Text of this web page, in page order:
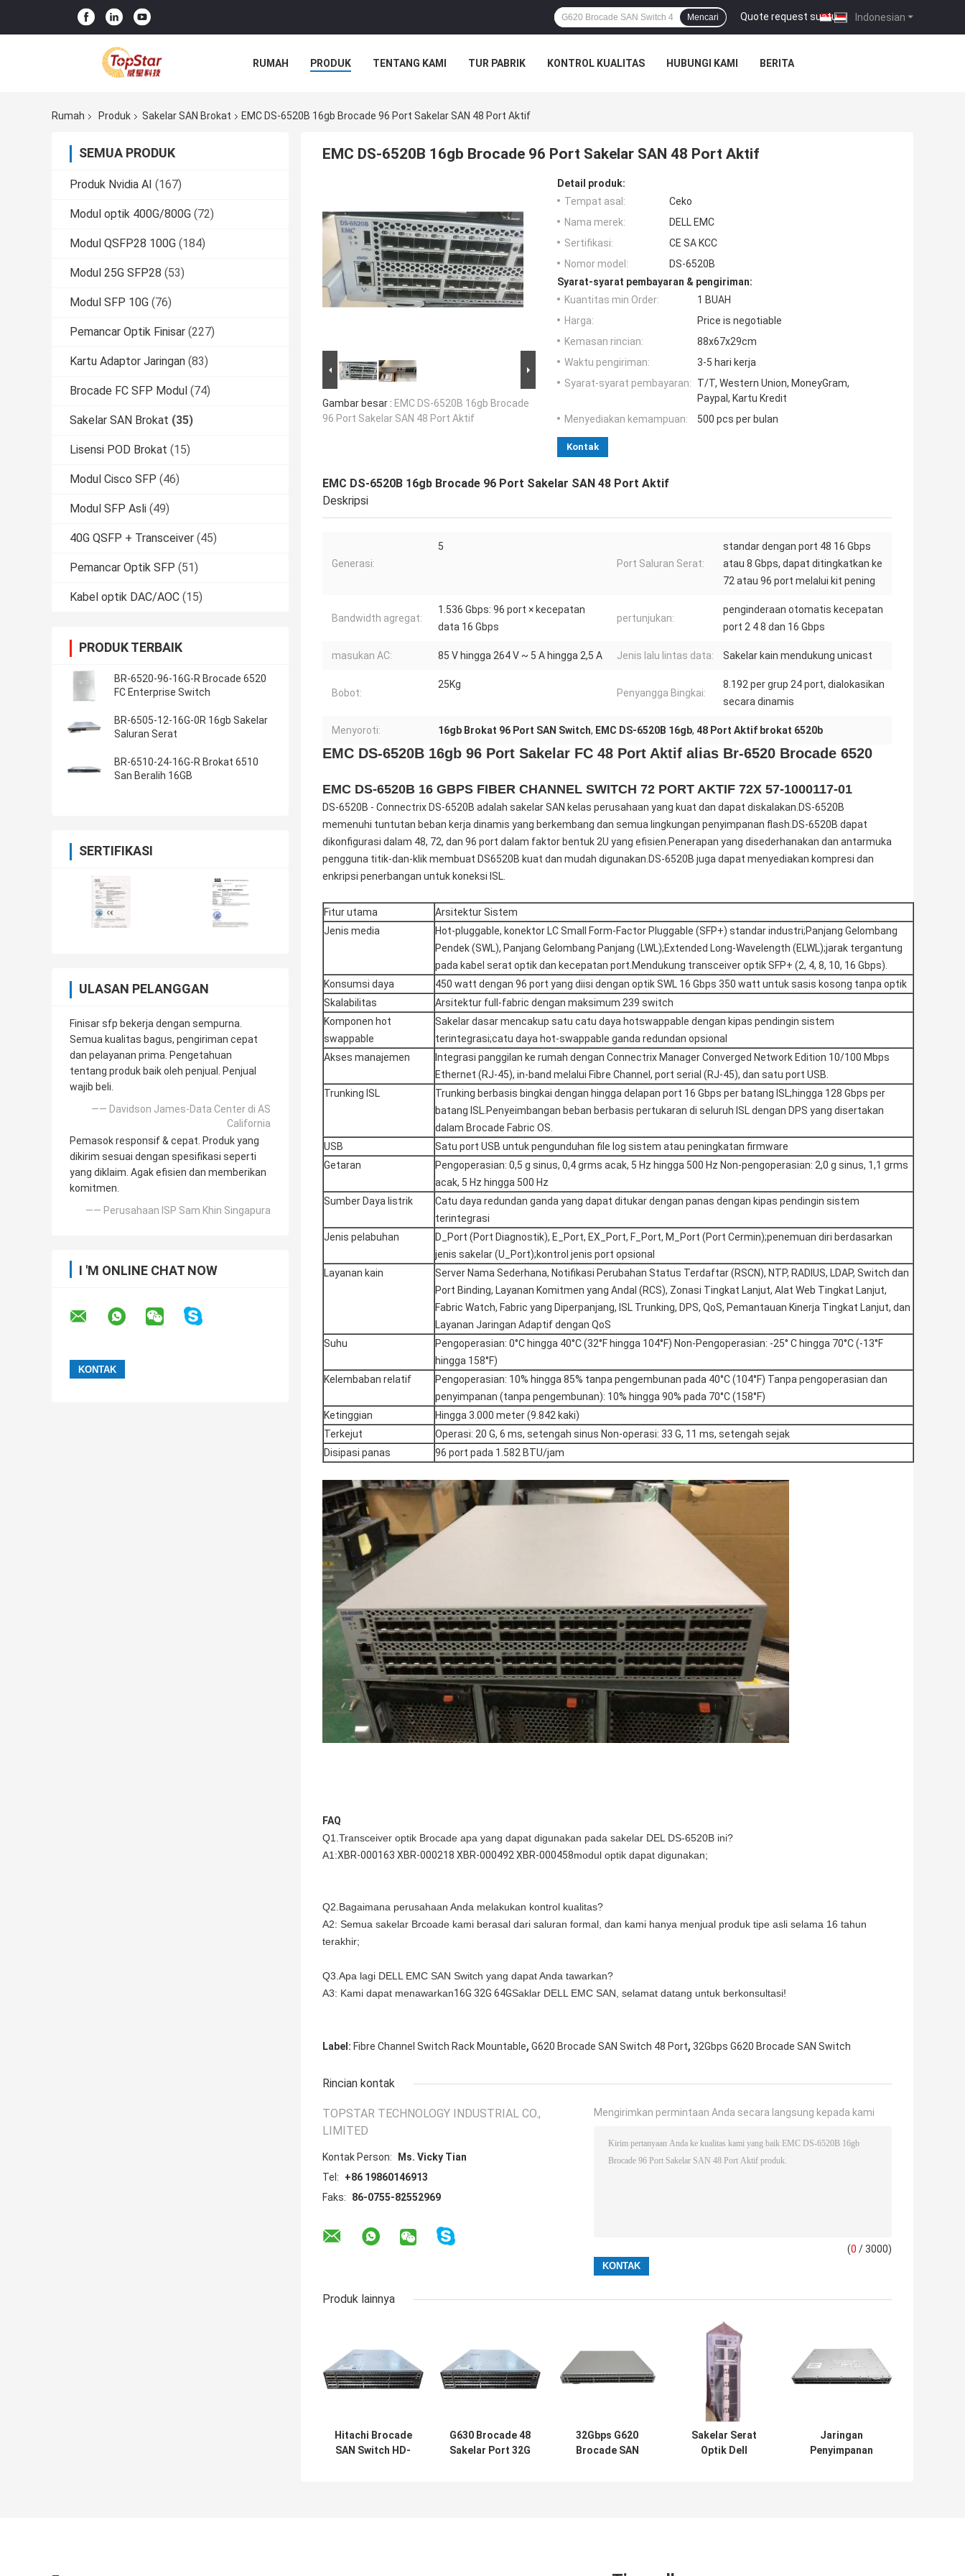
Indonesian
Quote request suatu |
Mencari
RUMAH PRODUK TENTANG KAMI TUR PABRIK KONTROL KUALITAS HUBUNGI KAMI BERITA
Rumah Produk Sakelar SAN Brokat EMC DS-6520B 16gb Brocade 96 Port Sakelar SAN 48 Port Aktif
SEMUA PRODUK
Produk Nvidia AI (167)
Modul optik 400G/800G (72)
Modul QSFP28 100G (184)
Modul 25G SFP28 (53)
Modul SFP 10G (76)
Pemancar Optik Finisar (227)
Kartu Adaptor Jaringan (83)
Brocade FC SFP Modul (74)
Sakelar SAN Brokat (35)
Lisensi POD Brokat (15)
Modul Cisco SFP (46)
Modul SFP Asli (49)
40G QSFP + Transceiver (45)
Pemancar Optik SFP (51)
Kabel optik DAC/AOC (15)
PRODUK TERBAIK
BR-6520-96-16G-R Brocade 6520
FC Enterprise Switch
BR-6505-12-16G-0R 16gb Sakelar
Saluran Serat
BR-6510-24-16G-R Brokat 6510
San Beralih 16GB
SERTIFIKASI
ULASAN PELANGGAN
Finisar sfp bekerja dengan sempurna.
Semua kualitas bagus, pengiriman cepat
dan pelayanan prima. Pengetahuan
tentang produk baik oleh penjual. Penjual
wajib beli.
—— Davidson James-Data Center di AS
California
Pemasok responsif & cepat. Produk yang
dikirim sesuai dengan spesifikasi seperti
yang diklaim. Agak efisien dan memberikan
komitmen.
—— Perusahaan ISP Sam Khin Singapura
I 'M ONLINE CHAT NOW
EMC DS-6520B 16gb Brocade 96 Port Sakelar SAN 48 Port Aktif
Gambar besar : EMC DS-6520B 16gb Brocade
96 Port Sakelar SAN 48 Port Aktif
Detail produk:
Tempat asal:
Ceko
Nama merek:
DELL EMC
Sertifikasi:
CE SA KCC
Nomor model:
DS-6520B
Syarat-syarat pembayaran & pengiriman:
Kuantitas min Order:
1 BUAH
Harga:
Price is negotiable
Kemasan rincian:
88x67x29cm
Waktu pengiriman:
3-5 hari kerja
Syarat-syarat pembayaran:
T/T, Western Union, MoneyGram,
Paypal, Kartu Kredit
Menyediakan kemampuan:
500 pcs per bulan
Kontak
EMC DS-6520B 16gb Brocade 96 Port Sakelar SAN 48 Port Aktif
Deskripsi
Generasi:
5
Port Saluran Serat:
standar dengan port 48 16 Gbps
atau 8 Gbps, dapat ditingkatkan ke
72 atau 96 port melalui kit pening
Bandwidth agregat:
1.536 Gbps: 96 port × kecepatan
data 16 Gbps
pertunjukan:
penginderaan otomatis kecepatan
port 2 4 8 dan 16 Gbps
masukan AC: 85 V hingga 264 V ~ 5 A hingga 2,5 A Jenis lalu lintas data: Sakelar kain mendukung unicast
Bobot:
25Kg
Penyangga Bingkai:
8.192 per grup 24 port, dialokasikan
secara dinamis
Menyoroti: 16gb Brokat 96 Port SAN Switch, EMC DS-6520B 16gb, 48 Port Aktif brokat 6520b
EMC DS-6520B 16gb 96 Port Sakelar FC 48 Port Aktif alias Br-6520 Brocade 6520
EMC DS-6520B 16 GBPS FIBER CHANNEL SWITCH 72 PORT AKTIF 72X 57-1000117-01
DS-6520B - Connectrix DS-6520B adalah sakelar SAN kelas perusahaan yang kuat dan dapat diskalakan.DS-6520B
memenuhi tuntutan beban kerja dinamis yang berkembang dan semua lingkungan penyimpanan flash.DS-6520B dapat
dikonfigurasi dalam 48, 72, dan 96 port dalam faktor bentuk 2U yang efisien.Penerapan yang disederhanakan dan antarmuka
pengguna titik-dan-klik membuat DS6520B kuat dan mudah digunakan.DS-6520B juga dapat menyediakan kompresi dan
enkripsi penerbangan untuk koneksi ISL.
Fitur utama
Arsitektur Sistem
Jenis media
Hot-pluggable, konektor LC Small Form-Factor Pluggable (SFP+) standar industri;Panjang Gelombang
Pendek (SWL), Panjang Gelombang Panjang (LWL);Extended Long-Wavelength (ELWL);jarak tergantung
pada kabel serat optik dan kecepatan port.Mendukung transceiver optik SFP+ (2, 4, 8, 10, 16 Gbps).
Konsumsi daya
450 watt dengan 96 port yang diisi dengan optik SWL 16 Gbps 350 watt untuk sasis kosong tanpa optik
Skalabilitas
Arsitektur full-fabric dengan maksimum 239 switch
Komponen hot
swappable
Sakelar dasar mencakup satu catu daya hotswappable dengan kipas pendingin sistem
terintegrasi;catu daya hot-swappable ganda redundan opsional
Akses manajemen
Integrasi panggilan ke rumah dengan Connectrix Manager Converged Network Edition 10/100 Mbps
Ethernet (RJ-45), in-band melalui Fibre Channel, port serial (RJ-45), dan satu port USB.
Trunking ISL
Trunking berbasis bingkai dengan hingga delapan port 16 Gbps per batang ISL;hingga 128 Gbps per
batang ISL.Penyeimbangan beban berbasis pertukaran di seluruh ISL dengan DPS yang disertakan
dalam Brocade Fabric OS.
USB
Satu port USB untuk pengunduhan file log sistem atau peningkatan firmware
Getaran
Pengoperasian: 0,5 g sinus, 0,4 grms acak, 5 Hz hingga 500 Hz Non-pengoperasian: 2,0 g sinus, 1,1 grms
acak, 5 Hz hingga 500 Hz
Sumber Daya listrik
Catu daya redundan ganda yang dapat ditukar dengan panas dengan kipas pendingin sistem
terintegrasi
Jenis pelabuhan
D_Port (Port Diagnostik), E_Port, EX_Port, F_Port, M_Port (Port Cermin);penemuan diri berdasarkan
jenis sakelar (U_Port);kontrol jenis port opsional
Layanan kain
Server Nama Sederhana, Notifikasi Perubahan Status Terdaftar (RSCN), NTP, RADIUS, LDAP, Switch dan
Port Binding, Layanan Komitmen yang Andal (RCS), Zonasi Tingkat Lanjut, Alat Web Tingkat Lanjut,
Fabric Watch, Fabric yang Diperpanjang, ISL Trunking, DPS, QoS, Pemantauan Kinerja Tingkat Lanjut, dan
Layanan Jaringan Adaptif dengan QoS
Suhu
Pengoperasian: 0°C hingga 40°C (32°F hingga 104°F) Non-Pengoperasian: -25° C hingga 70°C (-13°F
hingga 158°F)
Kelembaban relatif
Pengoperasian: 10% hingga 85% tanpa pengembunan pada 40°C (104°F) Tanpa pengoperasian dan
penyimpanan (tanpa pengembunan): 10% hingga 90% pada 70°C (158°F)
Ketinggian
Hingga 3.000 meter (9.842 kaki)
Terkejut
Operasi: 20 G, 6 ms, setengah sinus Non-operasi: 33 G, 11 ms, setengah sejak
Disipasi panas
96 port pada 1.582 BTU/jam
FAQ
Q1.Transceiver optik Brocade apa yang dapat digunakan pada sakelar DEL DS-6520B ini?
A1:XBR-000163 XBR-000218 XBR-000492 XBR-000458modul optik dapat digunakan;
Q2.Bagaimana perusahaan Anda melakukan kontrol kualitas?
A2: Semua sakelar Brcoade kami berasal dari saluran formal, dan kami hanya menjual produk tipe asli selama 16 tahun
terakhir;
Q3.Apa lagi DELL EMC SAN Switch yang dapat Anda tawarkan?
A3: Kami dapat menawarkan16G 32G 64GSaklar DELL EMC SAN, selamat datang untuk berkonsultasi!
Label: Fibre Channel Switch Rack Mountable, G620 Brocade SAN Switch 48 Port, 32Gbps G620 Brocade SAN Switch
Rincian kontak
TOPSTAR TECHNOLOGY INDUSTRIAL CO.,
LIMITED
Kontak Person:
Ms. Vicky Tian
Tel:
+86 19860146913
Faks:
86-0755-82552969
Mengirimkan permintaan Anda secara langsung kepada kami
(0 / 3000)
Produk lainnya
Hitachi Brocade
SAN Switch HD-
G630 Brocade 48
Sakelar Port 32G
32Gbps G620
Brocade SAN
Sakelar Serat
Optik Dell
Jaringan
Penyimpanan